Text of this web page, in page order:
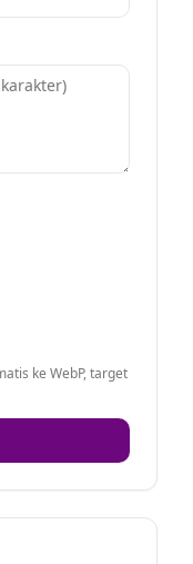
ke WebP, target